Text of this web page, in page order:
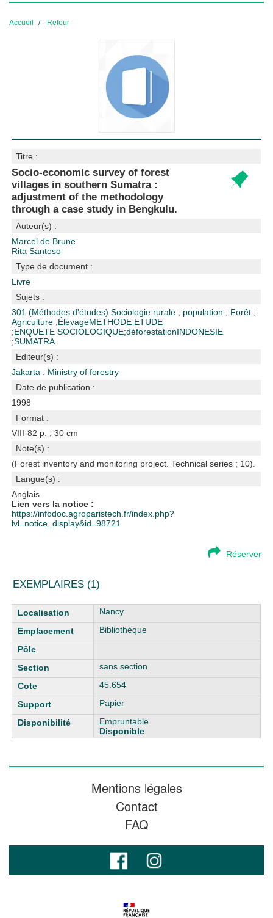
Accueil Retour
Titre :
Socio-economic survey of forest
villages in southern Sumatra :
adjustment of the methodology
through a case study in Bengkulu.
Auteur(s) :
Marcel de Brune
Rita Santoso
Type de document :
Livre
Sujets :
301 (Méthodes d'études)Sociologie rurale ; population ; Forêt ;
Agriculture ;ÉlevageMETHODE ETUDE
;ENQUETE SOCIOLOGIQUE;déforestationINDONESIE
;SUMATRA
Editeur(s) :
Jakarta : Ministry of forestry
Date de publication :
1998
Format :
VIII-82 p. ; 30 cm
Note(s) :
(Forest inventory and monitoring project. Technical series ; 10).
Langue(s) :
Anglais
Lien vers la notice :
https://infodoc.agroparistech.fr/index.php?
lvl=notice_display&id=98721
Réserver
EXEMPLAIRES (1)
Liste des exemplaires
Nancy
Bibliothèque
sans section
45.654
Papier
Empruntable
Disponible
Mentions légales
Contact
FAQ